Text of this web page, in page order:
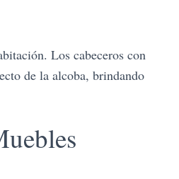
Los cabeceros con
de la alcoba, brindando